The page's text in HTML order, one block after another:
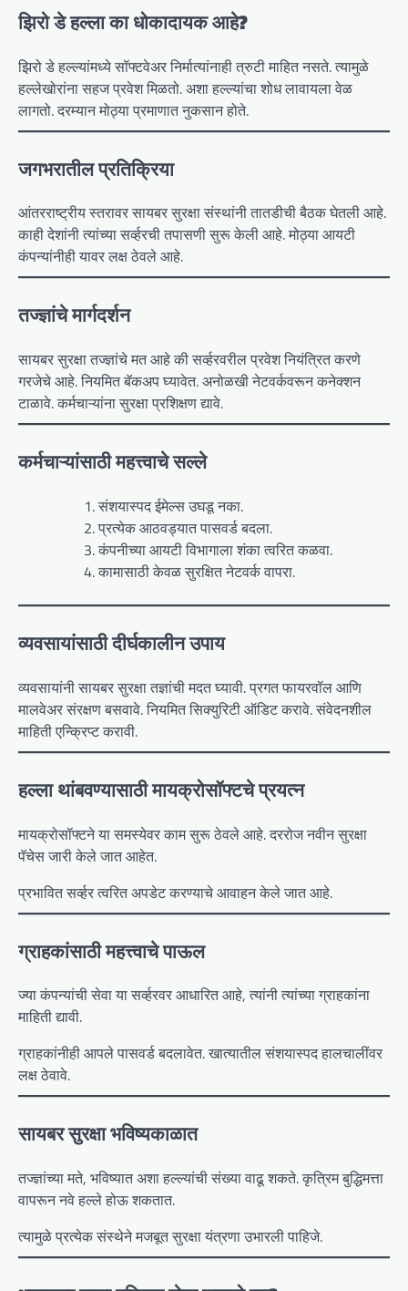
झिरो डे हल्ला का धोकादायक आहे?
झिरो डे हल्ल्यांमध्ये सॉफ्टवेअर निर्मात्यांनाही त्रुटी माहित नसते. त्यामुळे
हल्लेखोरांना सहज प्रवेश मिळतो. अशा हल्ल्यांचा शोध लावायला वेळ
लागतो. दरम्यान मोठ्या प्रमाणात नुकसान होते.
जगभरातील प्रतिक्रिया
आंतरराष्ट्रीय स्तरावर सायबर सुरक्षा संस्थांनी तातडीची बैठक घेतली आहे.
काही देशांनी त्यांच्या सर्व्हरची तपासणी सुरू केली आहे. मोठ्या आयटी
कंपन्यांनीही यावर लक्ष ठेवले आहे.
तज्ज्ञांचे मार्गदर्शन
सायबर सुरक्षा तज्ज्ञांचे मत आहे की सर्व्हरवरील प्रवेश नियंत्रित करणे
गरजेचे आहे. नियमित बॅकअप घ्यावेत. अनोळखी नेटवर्कवरून कनेक्शन
टाळावे. कर्मचाऱ्यांना सुरक्षा प्रशिक्षण द्यावे.
कर्मचाऱ्यांसाठी महत्त्वाचे सल्ले
संशयास्पद ईमेल्स उघडू नका.
प्रत्येक आठवड्यात पासवर्ड बदला.
कंपनीच्या आयटी विभागाला शंका त्वरित कळवा.
कामासाठी केवळ सुरक्षित नेटवर्क वापरा.
व्यवसायांसाठी दीर्घकालीन उपाय
व्यवसायांनी सायबर सुरक्षा तज्ञांची मदत घ्यावी. प्रगत फायरवॉल आणि
मालवेअर संरक्षण बसवावे. नियमित सिक्युरिटी ऑडिट करावे. संवेदनशील
माहिती एन्क्रिप्ट करावी.
हल्ला थांबवण्यासाठी मायक्रोसॉफ्टचे प्रयत्न
मायक्रोसॉफ्टने या समस्येवर काम सुरू ठेवले आहे. दररोज नवीन सुरक्षा
पॅचेस जारी केले जात आहेत.
प्रभावित सर्व्हर त्वरित अपडेट करण्याचे आवाहन केले जात आहे.
ग्राहकांसाठी महत्त्वाचे पाऊल
ज्या कंपन्यांची सेवा या सर्व्हरवर आधारित आहे, त्यांनी त्यांच्या ग्राहकांना
माहिती द्यावी.
ग्राहकांनीही आपले पासवर्ड बदलावेत. खात्यातील संशयास्पद हालचालींवर
लक्ष ठेवावे.
सायबर सुरक्षा भविष्यकाळात
तज्ज्ञांच्या मते, भविष्यात अशा हल्ल्यांची संख्या वाढू शकते. कृत्रिम बुद्धिमत्ता
वापरून नवे हल्ले होऊ शकतात.
त्यामुळे प्रत्येक संस्थेने मजबूत सुरक्षा यंत्रणा उभारली पाहिजे.